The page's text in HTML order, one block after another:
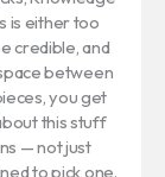
is either too
credible, and
between
you get
this stuff
— not just
to pick one.